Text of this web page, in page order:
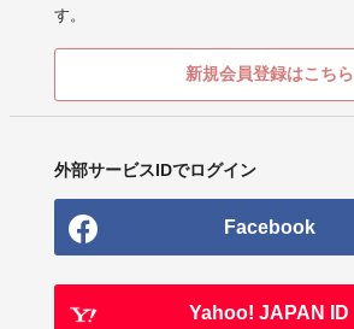
す。
新規会員登録はこちら
外部サービスIDでログイン
Facebook
Yahoo! JAPAN ID